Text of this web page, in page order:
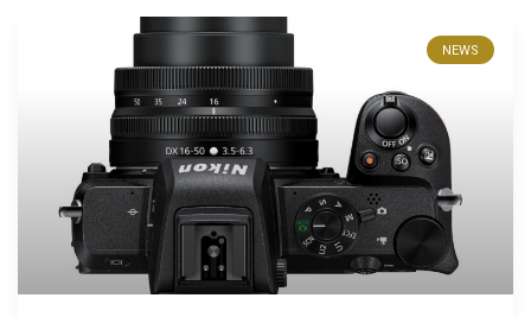
NEWS